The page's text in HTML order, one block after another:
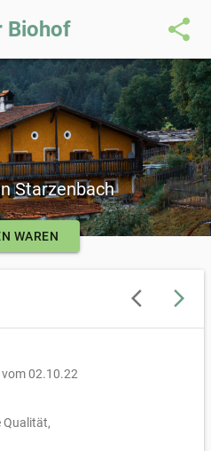
Biohof share
Starzenbach
WAREN
arrow_back_ios arrow_forward_ios
vom 02.10.22
Qualität,